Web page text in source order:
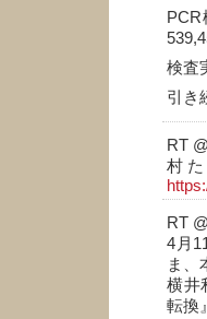
検査
引き
RT
村
RT @
4月
ま、
横井
転換